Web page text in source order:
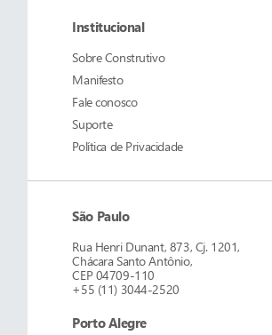
Institucional
SobreConstrutivo
Manifesto
Fale conosco
Suporte
Política de Privacidade
São Paulo
Rua Henri Dunant, 873, Cj. 1201,
Chácara Santo Antônio,
CEP 04709-110
+55 (11) 3044-2520
Porto Alegre